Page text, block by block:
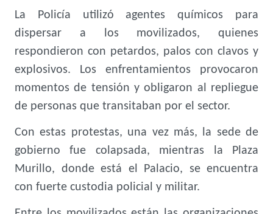
La Policía utilizó agentes químicos para
dispersar a los movilizados, quienes
respondieron con petardos, palos con clavos y
explosivos. Los enfrentamientos provocaron
momentos de tensión y obligaron al repliegue
de personas que transitaban por el sector.
Con estas protestas, una vez más, la sede de
gobierno fue colapsada, mientras la Plaza
Murillo, donde está el Palacio, se encuentra
con fuerte custodia policial y militar.